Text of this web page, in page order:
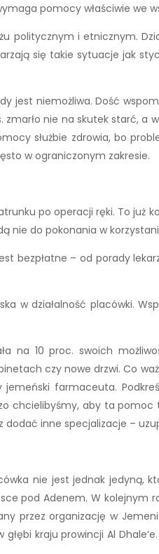
pomocy właściwie we
politycznym i etnicznym.
się takie sytuacje jak
jest niemożliwa. Dość
nie na skutek starć, a
służbie zdrowia, bo
w ograniczonym zakresie.
po operacji ręki. To już
nie do pokonania w
bezpłatne – od porady
w działalność placówki.
na 10 proc. swoich
czy nowe drzwi. Co
farmaceuta.
chcielibyśmy, aby ta pomoc
inne specjalizacje –
nie jest jednak jedyną,
pod Adenem. W kolejnym
przez organizację w
kraju prowincji Al